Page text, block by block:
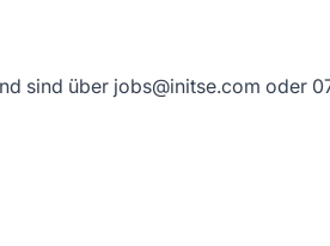
sind über jobs@initse.com oder